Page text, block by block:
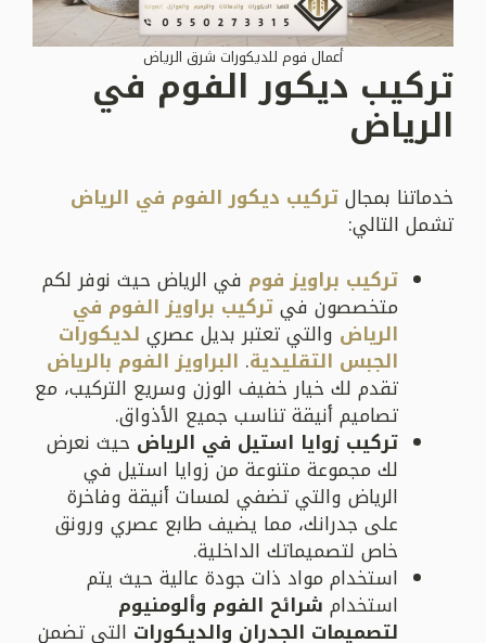
أعمال فوم للديكورات شرق الرياض
تركيب ديكور الفوم في
الرياض
خدماتنا بمجالتركيب ديكور الفوم في الرياض
تشمل التالي:
تركيب براويز فوم في الرياض حيث نوفر لكم
متخصصون فيتركيب براويز الفوم في
الرياض والتي تعتبر بديل عصري لديكورات
الجبس التقليدية. البراويز الفوم بالرياض
تقدم لك خيار خفيف الوزن وسريع التركيب، مع
تصاميم أنيقة تناسب جميع الأذواق.
تركيب زوايا استيل في الرياض حيث نعرض
لك مجموعة متنوعة من زوايا استيل في
الرياض والتي تضفي لمسات أنيقة وفاخرة
على جدرانك، مما يضيف طابع عصري ورونق
خاص لتصميماتك الداخلية.
استخدام مواد ذات جودة عالية حيث يتم
استخدام شرائح الفوم وألومنيوم
لتصميمات الجدران والديكورات التي تضمن